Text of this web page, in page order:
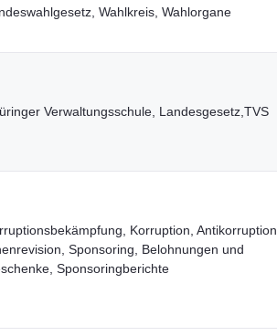
Wahlkreis, Wahlorgane
Verwaltungsschule, Landesgesetz,TVS
Korruption, Antikorruption,
Sponsoring, Belohnungen und
Sponsoringberichte